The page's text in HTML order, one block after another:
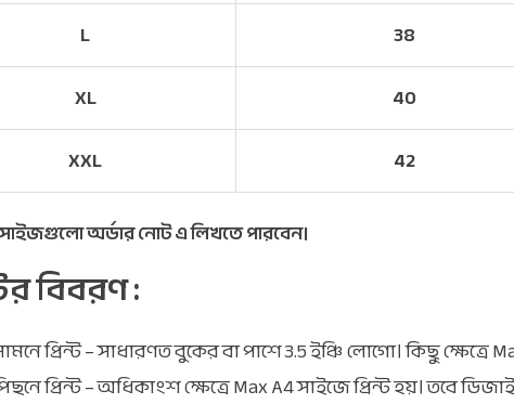
L
38
XL
40
XXL
42
অর্ডার নোট এ লিখতে পারবেন।
বিবরণ :
প্রিন্ট – সাধারণত বুকের বা পাশে 3.5 ইঞ্চি লোগো। কিছু ক্ষেত্রে
প্রিন্ট – অধিকাংশ ক্ষেত্রে Max A4 সাইজে প্রিন্ট হয়। তবে